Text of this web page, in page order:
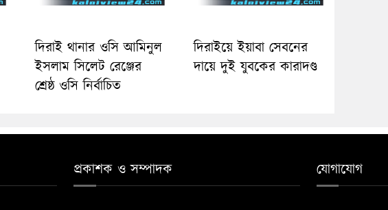
দিরাই থানার ওসি আমিনুল
ইসলাম সিলেট রেঞ্জের
শ্রেষ্ঠ ওসি নির্বাচিত
দিরাইয়ে ইয়াবা সেবনের
দায়ে দুই যুবকের কারাদণ্ড
প্রকাশক ও সম্পাদক যোগাযোগ